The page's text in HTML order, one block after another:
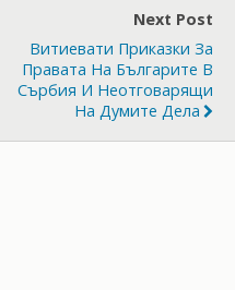
Next Post
Витиевати Приказки За
Правата На Българите В
Сърбия И Неотговарящи
На Думите Дела